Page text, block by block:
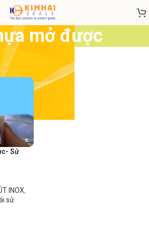
mở được
Sử
INOX,
sử